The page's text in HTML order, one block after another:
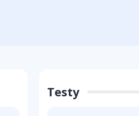
Testy